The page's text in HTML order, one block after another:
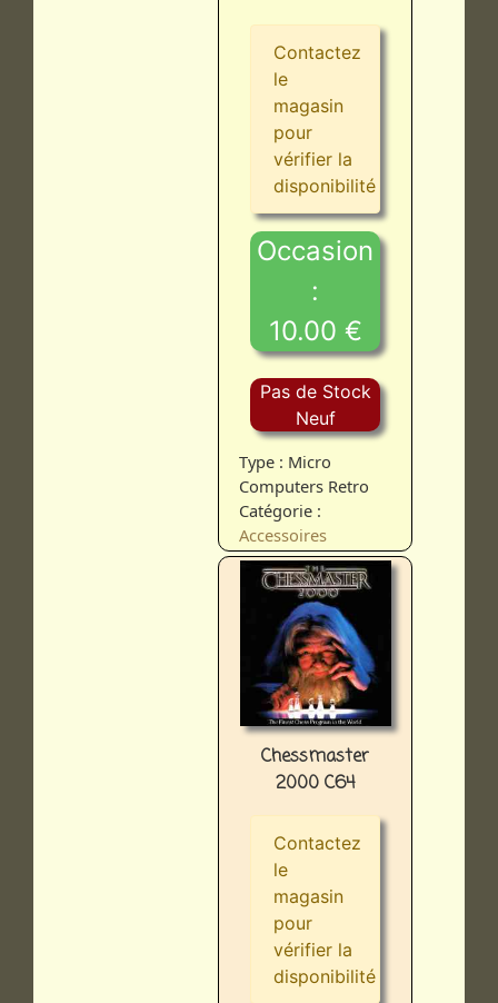
Contactez
le
magasin
pour
vérifier la
disponibilité
Occasion
:
10.00 €
Pas de Stock
Neuf
Type : Micro
Computers Retro
Catégorie :
Accessoires
Chessmaster
2000 C64
Contactez
le
magasin
pour
vérifier la
disponibilité